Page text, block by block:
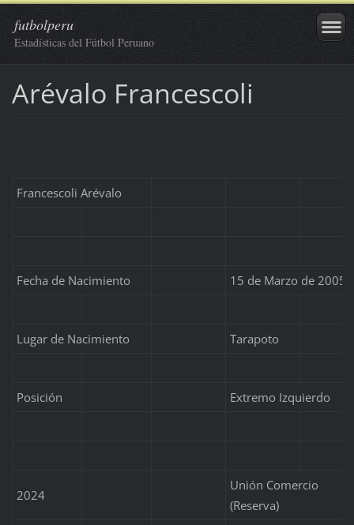
futbolperu
Estadísticas del Fútbol Peruano
Arévalo Francescoli
Francescoli Arévalo
Fecha de Nacimiento 15 de Marzo de 2005
Lugar de Nacimiento Tarapoto
Posición Extremo Izquierdo
2024
Unión Comercio
(Reserva)